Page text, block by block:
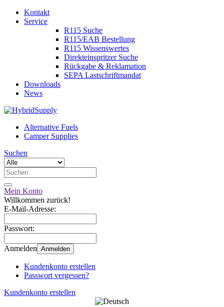
Kontakt
Service
R115 Suche
R115/EAB Bestellung
R115 Wissenswertes
Direkteinspritzer Suche
Rückgabe & Reklamation
SEPA Lastschriftmandat
Downloads
News
Alternative Fuels
Camper Supplies
Suchen
Mein Konto
Willkommen zurück!
E-Mail-Adresse:
Passwort:
Anmelden Anmelden
Kundenkonto erstellen
Passwort vergessen?
Kundenkonto erstellen